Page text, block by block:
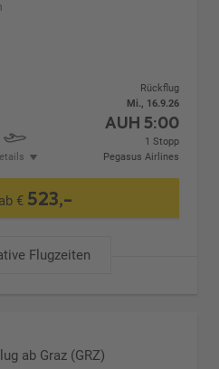
Rückflug
Mi., 16.9.26
AUH 5:00
1 Stopp
Pegasus Airlines
€ 523,-
Flugzeiten
ab Graz (GRZ)